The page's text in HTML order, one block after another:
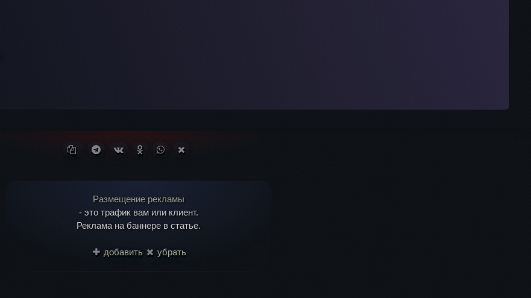
Копировать ссылку
Поделиться в Telegram
Поделиться ВКонтакте
Поделиться в Одноклассниках
Поделиться в WhatsApp
Размещение рекламы
- это трафик вам или клиент.
Реклама на баннере в статье.
добавить убрать